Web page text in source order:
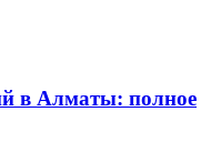
в Алматы: полное